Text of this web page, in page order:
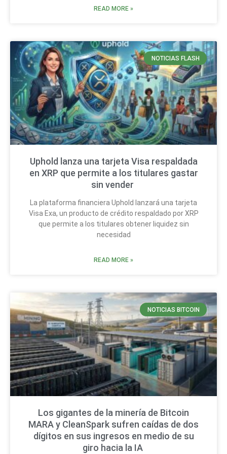
READ MORE »
NOTICIAS FLASH
Uphold lanza una tarjeta Visa respaldada
en XRP que permite a los titulares gastar
sin vender
La plataforma financiera Uphold lanzará una tarjeta
Visa Exa, un producto de crédito respaldado por XRP
que permite a los titulares obtener liquidez sin
necesidad
READ MORE »
NOTICIAS BITCOIN
Los gigantes de la minería de Bitcoin
MARA y CleanSpark sufren caídas de dos
dígitos en sus ingresos en medio de su
giro hacia la IA